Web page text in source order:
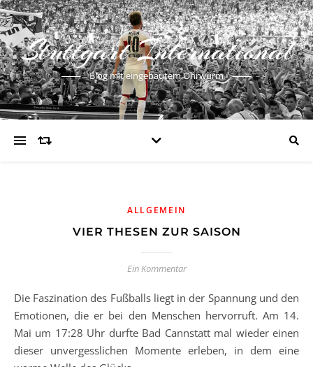
Stuttgart International
Blog mit eingebautem Ohrwurm
ALLGEMEIN
VIER THESEN ZUR SAISON
Ein Kommentar
Die Faszination des Fußballs liegt in der Spannung und den
Emotionen, die er bei den Menschen hervorruft. Am 14.
Mai um 17:28 Uhr durfte Bad Cannstatt mal wieder einen
dieser unvergesslichen Momente erleben, in dem eine